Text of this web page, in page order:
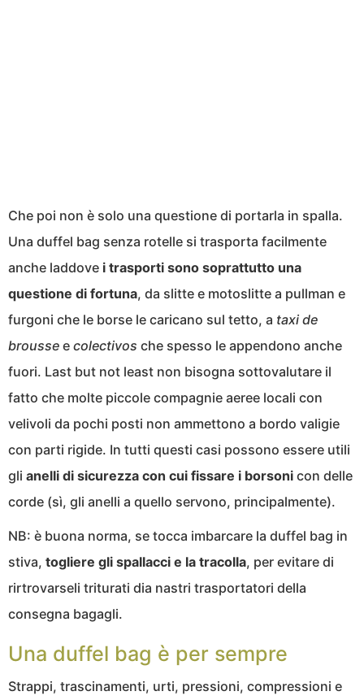
Che poi non è solo una questione di portarla in spalla.
Una duffel bag senza rotelle si trasporta facilmente
anche laddove i trasporti sono soprattutto una
questione di fortuna, da slitte e motoslitte a pullman e
furgoni che le borse le caricano sul tetto, a taxi de
brousse e colectivos che spesso le appendono anche
fuori. Last but not least non bisogna sottovalutare il
fatto che molte piccole compagnie aeree locali con
velivoli da pochi posti non ammettono a bordo valigie
con parti rigide. In tutti questi casi possono essere utili
gli anelli di sicurezza con cui fissare i borsoni con delle
corde (sì, gli anelli a quello servono, principalmente).
NB: è buona norma, se tocca imbarcare la duffel bag in
stiva, togliere gli spallacci e la tracolla, per evitare di
rirtrovarseli triturati dia nastri trasportatori della
consegna bagagli.
Una duffel bag è per sempre
Strappi, trascinamenti, urti, pressioni, compressioni e